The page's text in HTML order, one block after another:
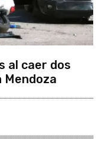
al caer dos
Mendoza